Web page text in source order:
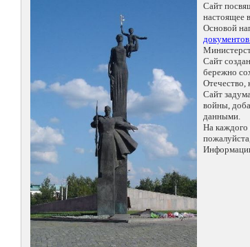
Сайт
настоящее
Основой
Сайт
бережно
Отечество,
Сайт
войны,
данными.
На каждого